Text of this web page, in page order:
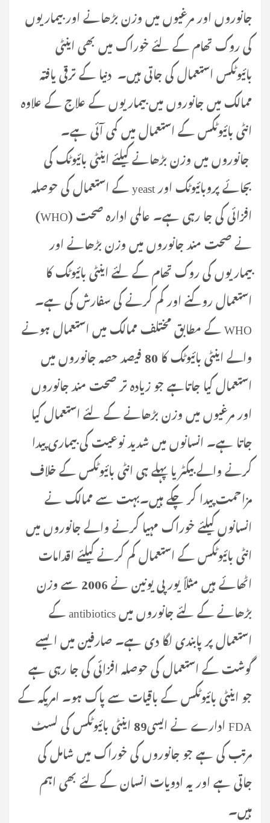
جانوروں اور مرغیوں میں وزن بڑھانے اور بیماریوں
کی روک تھام کے لئے خوراک میں بھی اینٹی
بائیوٹکس استعمال کی جاتی ہیں۔ دنیا کے ترقی یافتہ
ممالک میں جانوروں میں بیماریوں کے علاج کے علاوہ
انٹی بائیوٹکس کے استعمال میں کمی آئی ہے۔
جانوروں میں وزن بڑھانے کیلئے اینٹی بائیوٹک کی
بجائے پروبائیوٹک اور yeast کے استعمال کی حوصلہ
افزائی کی جا رہی ہے۔ عالمی ادارہ صحت (WHO)
نے صحت مند جانوروں میں وزن بڑھانے اور
بیماریوں کی روک تھام کے لئے اینٹی بائیوٹک کا
استعمال روکنے اور کم کرنے کی سفارش کی ہے۔
WHO کے مطابق مختلف ممالک میں استعمال ہونے
والے اینٹی بائیوٹک کا 80 فیصد حصہ جانوروں میں
استعمال کیا جاتاہے جو زیادہ تر صحت مند جانوروں
اور مرغیوں میں وزن بڑھانے کے لئے استعمال کیا
جاتا ہے۔ انسانوں میں شدید نوعیت کی بیماری پیدا
کرنے والے بیکٹریا پہلے ہی انٹی بائیوٹکس کے خلاف
مزاحمت پیدا کر چکے ہیں۔بہت سے ممالک نے
انسانوں کیلئے خوراک مہیا کرنے والے جانوروں میں
انٹی بائیوٹکس کے استعمال کم کرنے کیلئے اقدامات
اٹھائے ہیں مثلاً یورپی یونین نے 2006 سے وزن
بڑھانے کے لئے جانوروں میں antibiotics کے
استعمال پر پابندی لگا دی ہے۔ صارفین میں ایسے
گوشت کے استعمال کی حوصلہ افزائی کی جا رہی ہے
جو اینٹی بائیوٹکس کے باقیات سے پاک ہو۔ امریکہ کے
FDA ادارے نے ایسی89 اینٹی بائیوٹکس کی لسٹ
مرتب کی ہے جو جانوروں کی خوراک میں شامل کی
جاتی ہے اور یہ ادویات انسان کے لئے بھی اہم
ہیں۔